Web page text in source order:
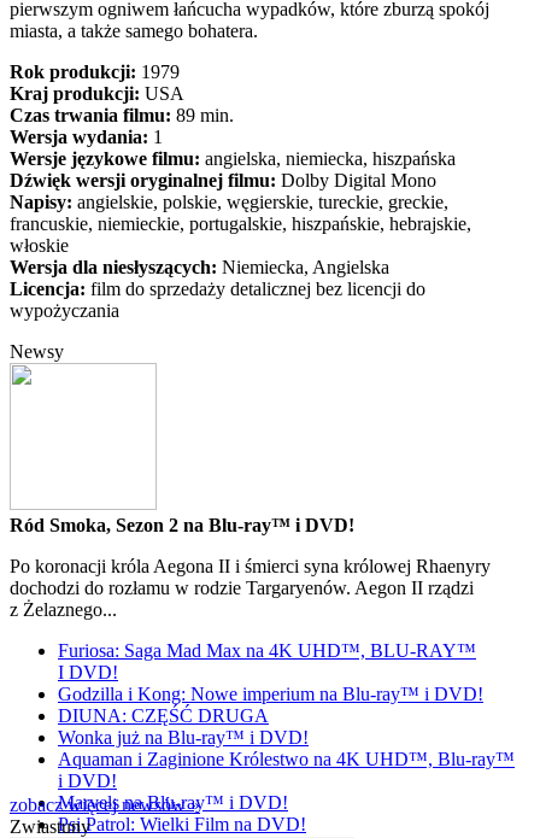
pierwszym ogniwem łańcucha wypadków, które zburzą spokój
miasta, a także samego bohatera.
Rok produkcji: 1979
Kraj produkcji: USA
Czas trwania filmu: 89 min.
Wersja wydania: 1
Wersje językowe filmu: angielska, niemiecka, hiszpańska
Dźwięk wersji oryginalnej filmu: Dolby Digital Mono
Napisy: angielskie, polskie, węgierskie, tureckie, greckie,
francuskie, niemieckie, portugalskie, hiszpańskie, hebrajskie,
włoskie
Wersja dla niesłyszących: Niemiecka, Angielska
Licencja: film do sprzedaży detalicznej bez licencji do
wypożyczania
Newsy
Ród Smoka, Sezon 2 na Blu-ray™ i DVD!
Po koronacji króla Aegona II i śmierci syna królowej Rhaenyry
dochodzi do rozłamu w rodzie Targaryenów. Aegon II rządzi
z Żelaznego...
Furiosa: Saga Mad Max na 4K UHD™, BLU-RAY™
I DVD!
Godzilla i Kong: Nowe imperium na Blu-ray™ i DVD!
DIUNA: CZĘŚĆ DRUGA
Wonka już na Blu-ray™ i DVD!
Aquaman i Zaginione Królestwo na 4K UHD™, Blu-ray™
i DVD!
Marvels na Blu-ray™ i DVD!
Psi Patrol: Wielki Film na DVD!
zobacz więcej newsów »
Zwiastuny